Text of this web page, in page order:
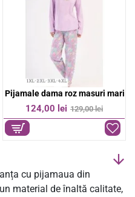
-11%Pijamale dama Vienetta cu inimioare gri
84,00 lei 94,00 lei
cu pijamaua din
material de înaltă calitate,